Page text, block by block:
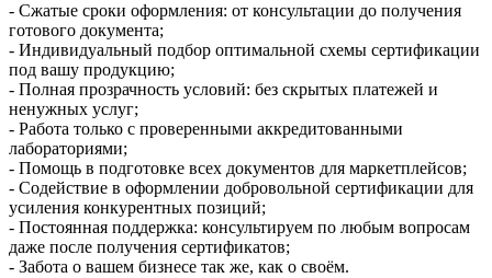
- Сжатые сроки оформления: от консультации до получения
готового документа;
- Индивидуальный подбор оптимальной схемы сертификации
под вашу продукцию;
- Полная прозрачность условий: без скрытых платежей и
ненужных услуг;
- Работа только с проверенными аккредитованными
лабораториями;
- Помощь в подготовке всех документов для маркетплейсов;
- Содействие в оформлении добровольной сертификации для
усиления конкурентных позиций;
- Постоянная поддержка: консультируем по любым вопросам
даже после получения сертификатов;
- Забота о вашем бизнесе так же, как о своём.